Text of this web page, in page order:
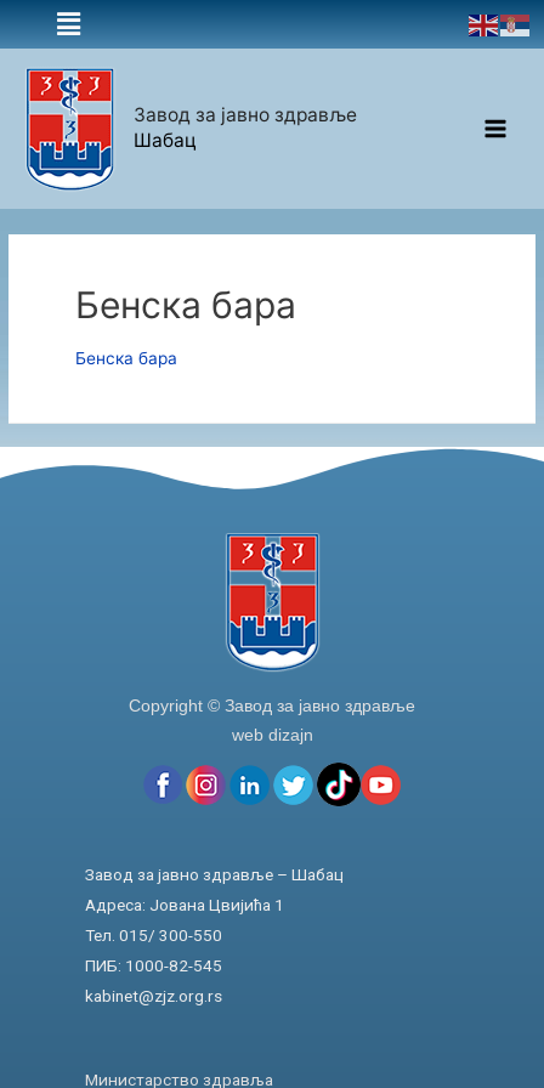
Завод за јавно здравље
Шабац
Бенска бара
Бенска бара
Copyright © Завод за јавно здравље
web dizajn
Завод за јавно здравље – Шабац
Адреса: Јована Цвијића 1
Тел. 015/ 300-550
ПИБ: 1000-82-545
kabinet@zjz.org.rs
Министарство здравља